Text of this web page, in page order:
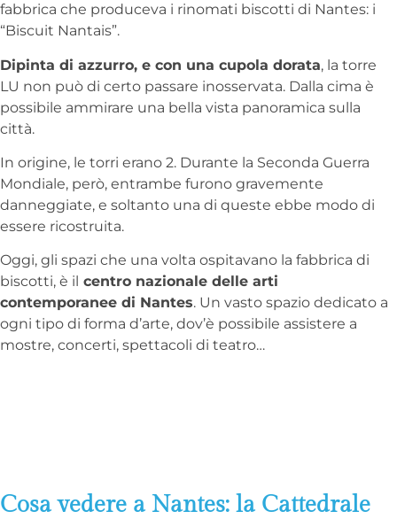
fabbrica che produceva i rinomati biscotti di Nantes: i
“Biscuit Nantais”.
Dipinta di azzurro, e con una cupola dorata, la torre
LU non può di certo passare inosservata. Dalla cima è
possibile ammirare una bella vista panoramica sulla
città.
In origine, le torri erano 2. Durante la Seconda Guerra
Mondiale, però, entrambe furono gravemente
danneggiate, e soltanto una di queste ebbe modo di
essere ricostruita.
Oggi, gli spazi che una volta ospitavano la fabbrica di
biscotti, è il centro nazionale delle arti
contemporanee di Nantes. Un vasto spazio dedicato a
ogni tipo di forma d’arte, dov’è possibile assistere a
mostre, concerti, spettacoli di teatro…
Cosa vedere a Nantes: la Cattedrale